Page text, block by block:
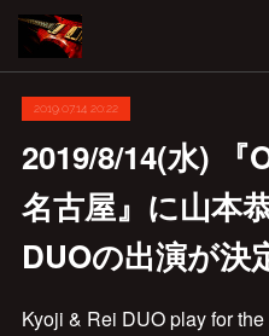
2019.07.14 20:22
2019/8/14(水) 『
名古屋』に山本
DUOの出演が決
Kyoji & Rei DUO play for